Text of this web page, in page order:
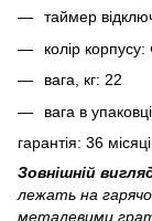
таймер
колір
вага, кг: 22
вага в
гарантія: 36
Зовнішній
лежать на
металевими